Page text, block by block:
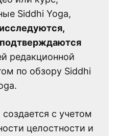
Siddhi Yoga,
редакционной
по обзору Siddhi
с учетом
целостности и